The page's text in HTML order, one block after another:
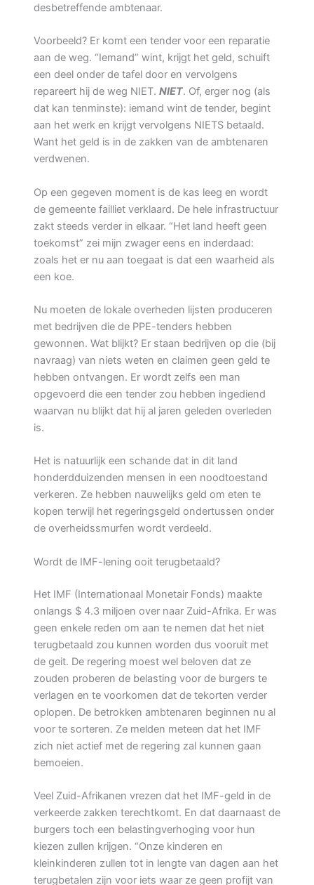
desbetreffende ambtenaar.
Voorbeeld? Er komt een tender voor een reparatie
aan de weg. “Iemand” wint, krijgt het geld, schuift
een deel onder de tafel door en vervolgens
repareert hij de weg NIET. NIET. Of, erger nog (als
dat kan tenminste): iemand wint de tender, begint
aan het werk en krijgt vervolgens NIETS betaald.
Want het geld is in de zakken van de ambtenaren
verdwenen.
Op een gegeven moment is de kas leeg en wordt
de gemeente failliet verklaard. De hele infrastructuur
zakt steeds verder in elkaar. “Het land heeft geen
toekomst” zei mijn zwager eens en inderdaad:
zoals het er nu aan toegaat is dat een waarheid als
een koe.
Nu moeten de lokale overheden lijsten produceren
met bedrijven die de PPE-tenders hebben
gewonnen. Wat blijkt? Er staan bedrijven op die (bij
navraag) van niets weten en claimen geen geld te
hebben ontvangen. Er wordt zelfs een man
opgevoerd die een tender zou hebben ingediend
waarvan nu blijkt dat hij al jaren geleden overleden
is.
Het is natuurlijk een schande dat in dit land
honderdduizenden mensen in een noodtoestand
verkeren. Ze hebben nauwelijks geld om eten te
kopen terwijl het regeringsgeld ondertussen onder
de overheidssmurfen wordt verdeeld.
Wordt de IMF-lening ooit terugbetaald?
Het IMF (Internationaal Monetair Fonds) maakte
onlangs $ 4.3 miljoen over naar Zuid-Afrika. Er was
geen enkele reden om aan te nemen dat het niet
terugbetaald zou kunnen worden dus vooruit met
de geit. De regering moest wel beloven dat ze
zouden proberen de belasting voor de burgers te
verlagen en te voorkomen dat de tekorten verder
oplopen. De betrokken ambtenaren beginnen nu al
voor te sorteren. Ze melden meteen dat het IMF
zich niet actief met de regering zal kunnen gaan
bemoeien.
Veel Zuid-Afrikanen vrezen dat het IMF-geld in de
verkeerde zakken terechtkomt. En dat daarnaast de
burgers toch een belastingverhoging voor hun
kiezen zullen krijgen. “Onze kinderen en
kleinkinderen zullen tot in lengte van dagen aan het
terugbetalen zijn voor iets waar ze geen profijt van